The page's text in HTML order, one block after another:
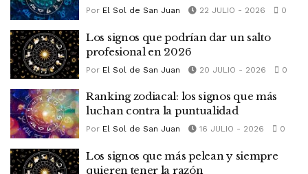
Por El Sol de San Juan 22 JULIO - 2026 0
Los signos que podrían dar un salto
profesional en 2026
Por El Sol de San Juan 20 JULIO - 2026 0
Ranking zodiacal: los signos que más
luchan contra la puntualidad
Por El Sol de San Juan 16 JULIO - 2026 0
Los signos que más pelean y siempre
quieren tener la razón